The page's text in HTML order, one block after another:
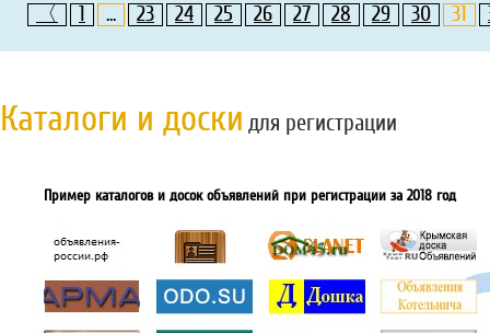
〈 1 ... 23 24 25 26 27 28 29 30 31
Каталоги и доски для регистрации
Пример каталогов и досок объявлений при регистрации за 2018 год